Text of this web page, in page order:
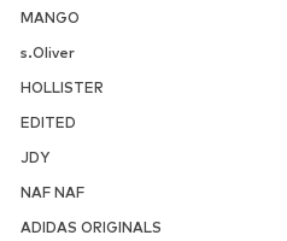
MANGO
s.Oliver
HOLLISTER
EDITED
JDY
NAF NAF
ADIDAS ORIGINALS